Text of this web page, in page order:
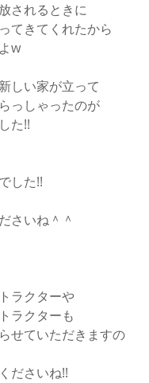
されるときに
てきてくれたから
w
しい家が立って
っしゃったのが
た!!
した!!
さいね＾＾
ラクターや
ラクターも
せていただきますの
ださいね!!